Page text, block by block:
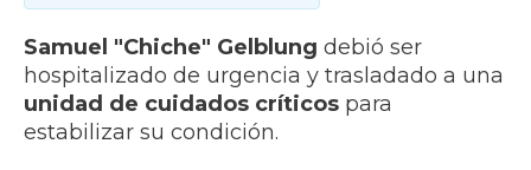
Samuel "Chiche" Gelblung debió ser
hospitalizado de urgencia y trasladado a una
unidad de cuidados críticos para
estabilizar su condición.